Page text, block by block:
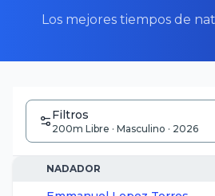
Los mejores tiempos de
Filtros
200m Libre · Masculino · 2026
NADADOR